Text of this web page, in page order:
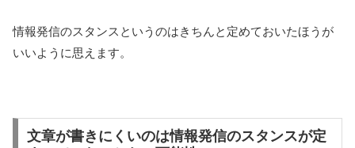
情報発信のスタンスというのはきちんと定めておいたほうが
いいように思えます。
文章が書きにくいのは情報発信のスタンスが定